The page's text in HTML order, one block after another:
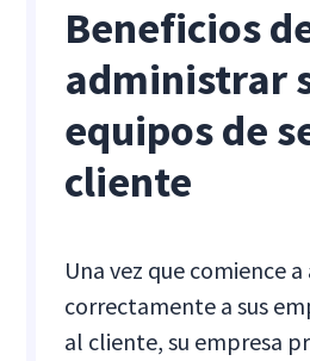
Beneficios
administrar
equipos de
cliente
Una vez que comience
correctamente a sus
al cliente, su empresa